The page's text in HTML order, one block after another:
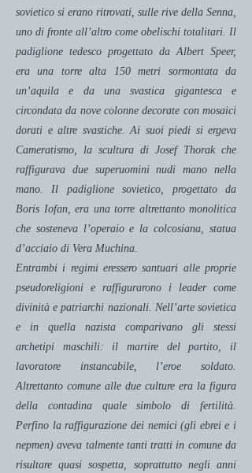
sovietico si erano ritrovati, sulle rive della Senna,
uno di fronte all’altro come obelischi totalitari. Il
padiglione tedesco progettato da Albert Speer,
era una torre alta 150 metri sormontata da
un’aquila e da una svastica gigantesca e
circondata da nove colonne decorate con mosaici
dorati e altre svastiche. Ai suoi piedi si ergeva
Cameratismo, la scultura di Josef Thorak che
raffigurava due superuomini nudi mano nella
mano. Il padiglione sovietico, progettato da
Boris Iofan, era una torre altrettanto monolitica
che sosteneva l’operaio e la colcosiana, statua
d’acciaio di Vera Muchina.
Entrambi i regimi eressero santuari alle proprie
pseudoreligioni e raffigurarono i leader come
divinità e patriarchi nazionali. Nell’arte sovietica
e in quella nazista comparivano gli stessi
archetipi maschili: il martire del partito, il
lavoratore instancabile, l’eroe soldato.
Altrettanto comune alle due culture era la figura
della contadina quale simbolo di fertilità.
Perfino la raffigurazione dei nemici (gli ebrei e i
nepmen) aveva talmente tanti tratti in comune da
risultare quasi sospetta, soprattutto negli anni